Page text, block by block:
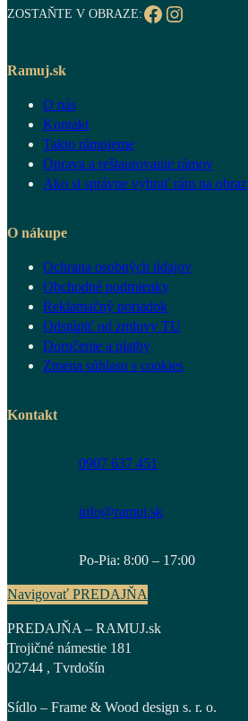
ZOSTAŇTE V OBRAZE:Facebook Instagram
Ramuj.sk
O nás
Kontakt
Takto rámujeme
Oprava a reštaurovanie rámov
Ako si správne vybrať rám na obraz
O nákupe
Ochrana osobných údajov
Obchodné podmienky
Reklamačný poriadok
Odstúpiť od zmluvy TU
Doručenie a platby
Zmena súhlasu s cookies
Kontakt
0907 637 451
info@ramuj.sk
Po-Pia: 8:00 – 17:00
Navigovať PREDAJŇA
PREDAJŇA – RAMUJ.sk
Trojičné námestie 181
02744 , Tvrdošín
Sídlo – Frame & Wood design s. r. o.